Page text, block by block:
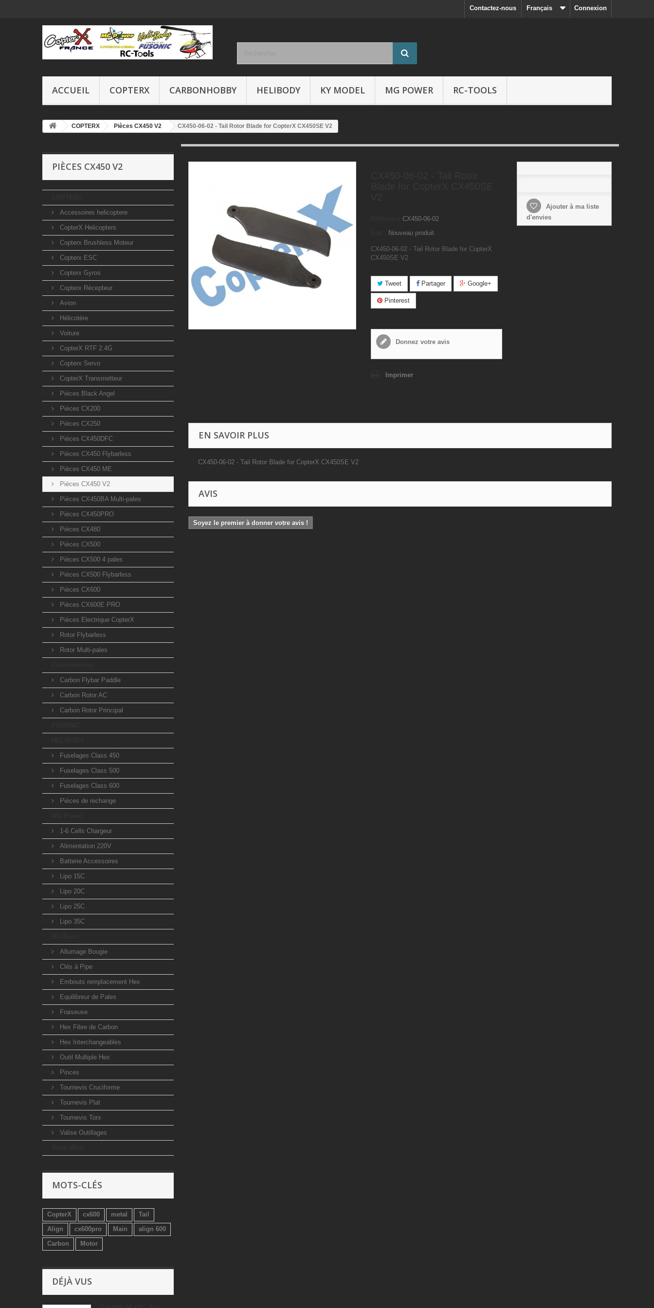
Connexion
Français
Contactez-nous
ACCUEIL COPTERX CARBONHOBBY HELIBODY KY MODEL MG POWER RC-TOOLS
COPTERX Pièces CX450 V2 CX450-06-02 - Tail Rotor Blade for CopterX CX450SE V2
PIÈCES CX450 V2
Accessoires helicoptere
CopterX Helicopters
Copterx Brushless Moteur
Copterx ESC
Copterx Gyros
Copterx Récepteur
Avion
Hélicotère
Voiture
CopterX RTF 2.4G
Copterx Servo
CopterX Transmetteur
Pièces Black Angel
Pièces CX200
Pièces CX250
Pièces CX450DFC
Pièces CX450 Flybarless
Pièces CX450 ME
Pièces CX450 V2
Pièces CX450BA Multi-pales
Pièces CX450PRO
Pièces CX480
Pièces CX500
Pièces CX500 4 pales
Pièces CX500 Flybarless
Pièces CX600
Pièces CX600E PRO
Pièces Electrique CopterX
Rotor Flybarless
Rotor Multi-pales
Carbon Flybar Paddle
Carbon Rotor AC
Carbon Rotor Principal
Fuselages Class 450
Fuselages Class 500
Fuselages Class 600
Pièces de rechange
1-6 Cells Chargeur
Alimentation 220V
Batterie Accessoires
Lipo 15C
Lipo 20C
Lipo 25C
Lipo 35C
Allumage Bougie
Clés à Pipe
Embouts remplacement Hex
Equilibreur de Pales
Fraiseuse
Hex Fibre de Carbon
Hex Interchangeables
Outil Multiple Hex
Pinces
Tournevis Cruciforme
Tournevis Plat
Tournevis Torx
Valise Outillages
MOTS-CLÉS
CopterX cx600 metal
Tail
Align
cx600pro Main
align 600
Carbon
Motor
DÉJÀ VUS
CX450-06-02
Nouveau produit
CX450-06-02 - Tail Rotor Blade for CopterX
CX450SE V2
Tweet Partager Google+
Pinterest
Donnez votre avis
Imprimer
Ajouter à ma liste
d'envies
EN SAVOIR PLUS
CX450-06-02 - Tail Rotor Blade for CopterX CX450SE V2
AVIS
Soyez le premier à donner votre avis !